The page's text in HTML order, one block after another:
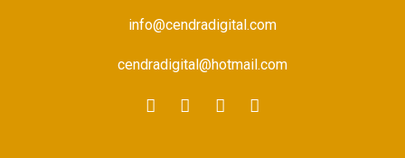
info@cendradigital.com
cendradigital@hotmail.com